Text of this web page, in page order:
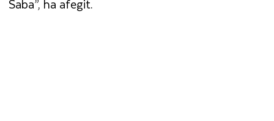
Saba”, ha afegit.